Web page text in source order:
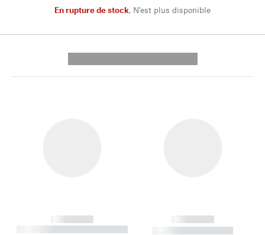
En rupture de stock, N'est plus disponible
------------
----------- ----------- --------
------------
----------- -----------